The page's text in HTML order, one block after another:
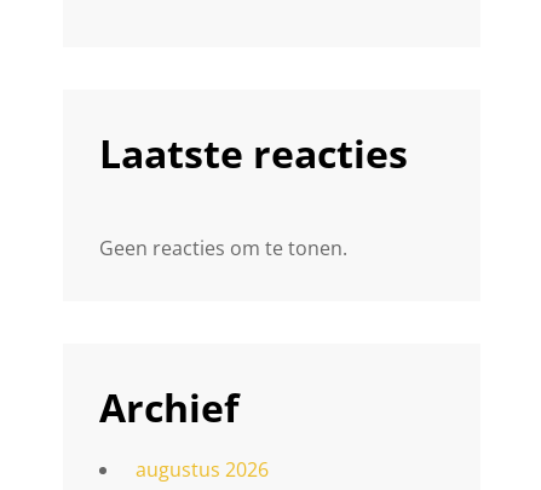
Laatste reacties
Geen reacties om te tonen.
Archief
augustus 2026